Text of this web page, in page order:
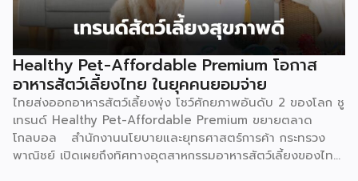
Healthy Pet-Affordable Premium โอกาส
อาหารสัตว์เลี้ยงไทย ในยุคคนยอมจ่าย
ไทยส่งออกอาหารสัตว์เลี้ยงพุ่ง โชว์ศักยภาพอันดับ 2 ของโลก ชู
เทรนด์ Healthy Pet-Affordable Premium ขยายตลาด
โกลบอล สำนักงานนโยบายและยุทธศาสตร์การค้า กระทรวง
พาณิชย์ เปิดเผยถึงทิศทางอุตสาหกรรมอาหารสัตว์เลี้ยงของไทย